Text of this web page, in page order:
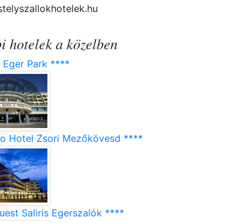
hotelek a közelben
Park ****
Hotel Zsori Mezőkövesd ****
Saliris Egerszalók ****